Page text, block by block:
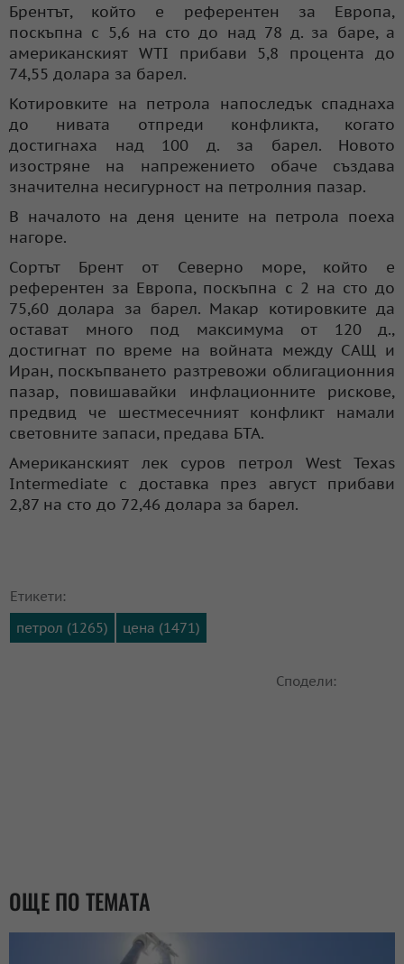
Брентът, който е референтен за Европа,
поскъпна с 5,6 на сто до над 78 д. за баре, а
американският WTI прибави 5,8 процента до
74,55 долара за барел.
Котировките на петрола напоследък спаднаха
до нивата отпреди конфликта, когато
достигнаха над 100 д. за барел. Новото
изостряне на напрежението обаче създава
значителна несигурност на петролния пазар.
В началото на деня цените на петрола поеха
нагоре.
Сортът Брент от Северно море, който е
референтен за Европа, поскъпна с 2 на сто до
75,60 долара за барел. Макар котировките да
остават много под максимума от 120 д.,
достигнат по време на войната между САЩ и
Иран, поскъпването разтревожи облигационния
пазар, повишавайки инфлационните рискове,
предвид че шестмесечният конфликт намали
световните запаси, предава БТА.
Американският лек суров петрол West Texas
Intermediate с доставка през август прибави
2,87 на сто до 72,46 долара за барел.
Етикети:
петрол (1265)
цена (1471)
Сподели:
ОЩЕ ПО ТЕМАТА